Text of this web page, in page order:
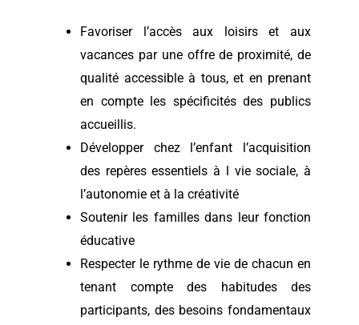
Favoriser l’accès aux loisirs et aux
vacances par une offre de proximité, de
qualité accessible à tous, et en prenant
en compte les spécificités des publics
accueillis.
Développer chez l’enfant l’acquisition
des repères essentiels à l vie sociale, à
l’autonomie et à la créativité
Soutenir les familles dans leur fonction
éducative
Respecter le rythme de vie de chacun en
tenant compte des habitudes des
participants, des besoins fondamentaux